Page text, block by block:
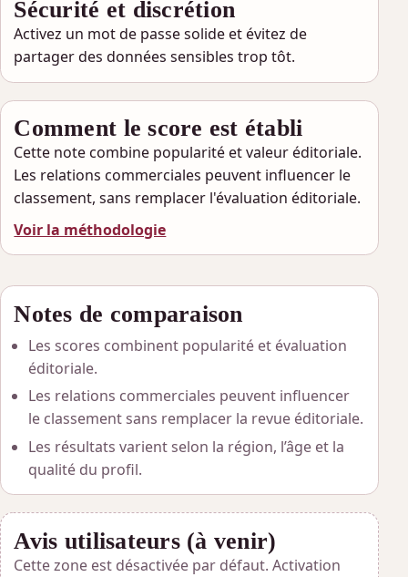
Sécurité et discrétion
Activez un mot de passe solide et évitez de
partager des données sensibles trop tôt.
Comment le score est établi
Cette note combine popularité et valeur éditoriale.
Les relations commerciales peuvent influencer le
classement, sans remplacer l'évaluation éditoriale.
Voir la méthodologie
Notes de comparaison
Les scores combinent popularité et évaluation
éditoriale.
Les relations commerciales peuvent influencer
le classement sans remplacer la revue éditoriale.
Les résultats varient selon la région, l’âge et la
qualité du profil.
Avis utilisateurs (à venir)
Cette zone est désactivée par défaut. Activation